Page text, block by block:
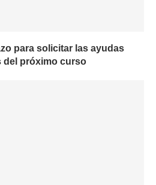
para solicitar las ayudas
del próximo curso